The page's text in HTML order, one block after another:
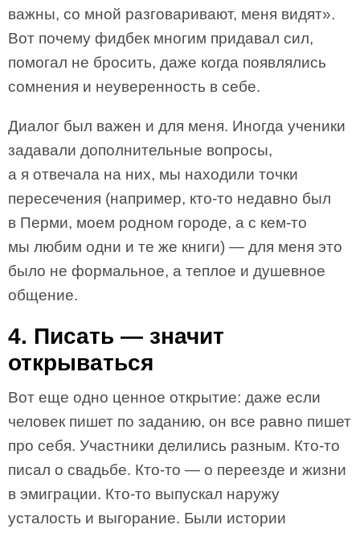
важны, со мной разговаривают, меня видят».
Вот почему фидбек многим придавал сил,
помогал не бросить, даже когда появлялись
сомнения и неуверенность в себе.
Диалог был важен и для меня. Иногда ученики
задавали дополнительные вопросы,
а я отвечала на них, мы находили точки
пересечения (например, кто-то недавно был
в Перми, моем родном городе, а с кем-то
мы любим одни и те же книги) — для меня это
было не формальное, а теплое и душевное
общение.
4. Писать — значит
открываться
Вот еще одно ценное открытие: даже если
человек пишет по заданию, он все равно пишет
про себя. Участники делились разным. Кто-то
писал о свадьбе. Кто-то — о переезде и жизни
в эмиграции. Кто-то выпускал наружу
усталость и выгорание. Были истории